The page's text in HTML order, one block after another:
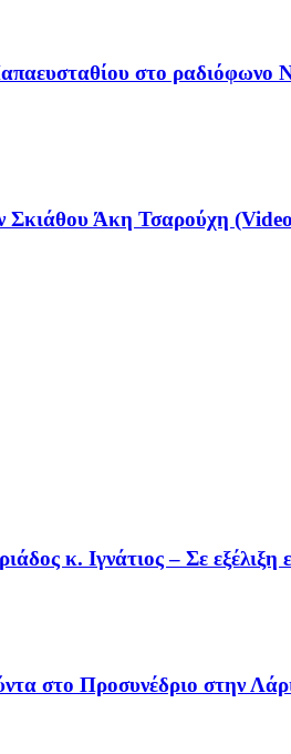
στο ραδιόφωνο
Άκη Τσαρούχη
κ. Ιγνάτιος – Σε εξέλιξη
στο Προσυνέδριο στην